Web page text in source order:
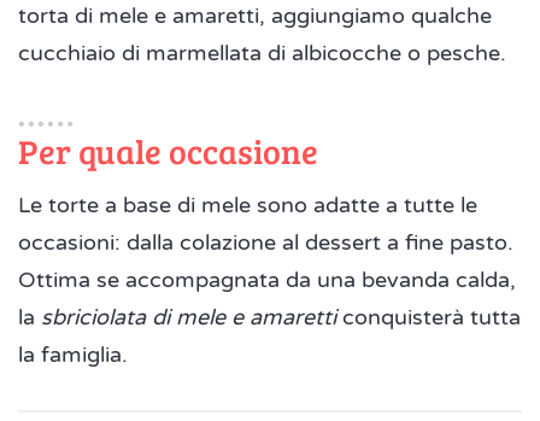
torta di mele e amaretti, aggiungiamo qualche
cucchiaio di marmellata di albicocche o pesche.
Per quale occasione
Le torte a base di mele sono adatte a tutte le
occasioni: dalla colazione al dessert a fine pasto.
Ottima se accompagnata da una bevanda calda,
la sbriciolata di mele e amaretticonquisterà tutta
la famiglia.